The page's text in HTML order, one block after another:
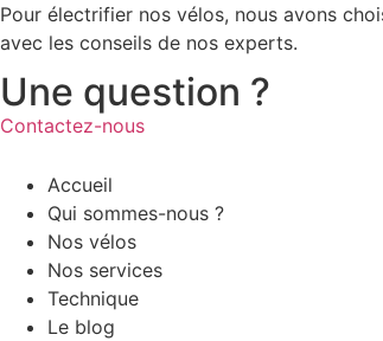
Pour électrifier nos vélos, nous avons
avec les conseils de nos experts.
Une question ?
Contactez-nous
Accueil
Qui sommes-nous ?
Nos vélos
Nos services
Technique
Le blog